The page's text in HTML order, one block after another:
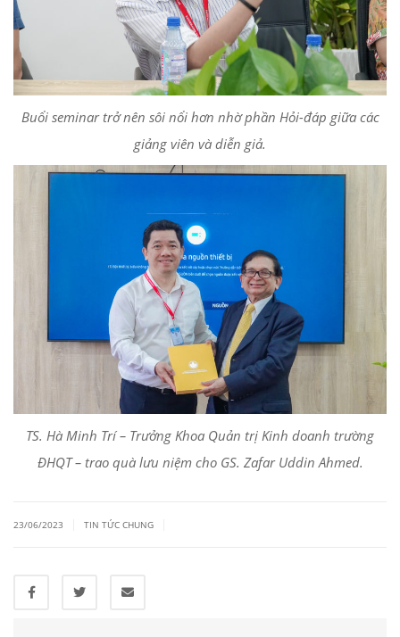
Buổi seminar trở nên sôi nổi hơn nhờ phần Hỏi-đáp giữa các
giảng viên và diễn giả.
TS. Hà Minh Trí – Trưởng Khoa Quản trị Kinh doanh trường
ĐHQT – trao quà lưu niệm cho GS. Zafar Uddin Ahmed.
23/06/2023 TIN TỨC CHUNG